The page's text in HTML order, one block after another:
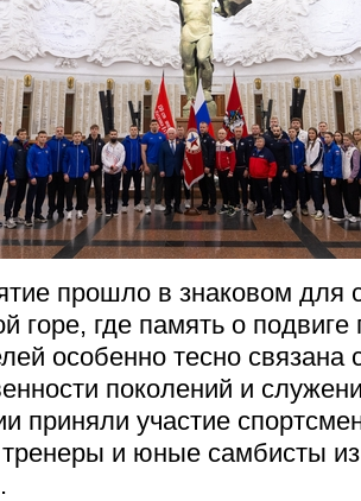
прошло в знаковом для
горе, где память о подвиге
особенно тесно связана
поколений и
приняли участие
и юные самбисты